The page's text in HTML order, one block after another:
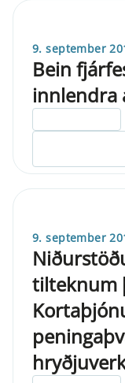
9. september
Bein
innlendra
9. september
tilteknum